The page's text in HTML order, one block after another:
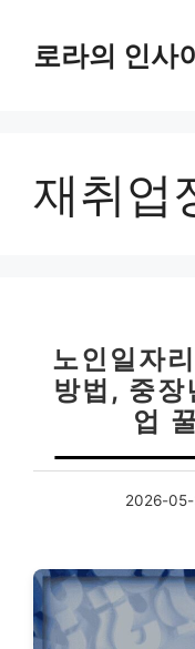
로라의 인사
재취업
노인일자
방법, 중
업
2026-